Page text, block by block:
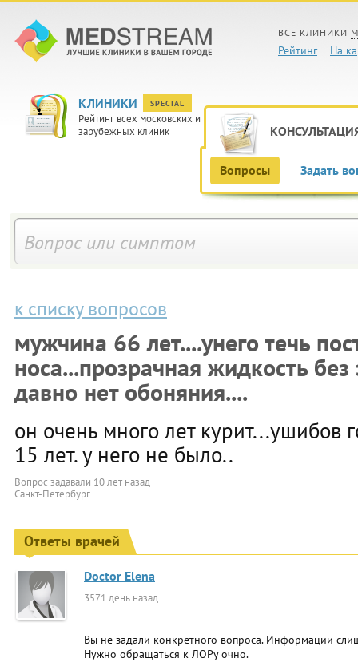
ВСЕ КЛИНИКИ
Рейтинг На
КЛИНИКИ SPECIAL
Рейтинг всех московских и
зарубежных клиник
Вопросы Задать
к списку вопросов
мужчина 66 лет....унего течь
носа...прозрачная жидкость
давно нет обоняния....
он очень много лет курит...ушибов
15 лет. у него не было..
Вопрос задавали 10 лет назад
Санкт-Петербург
Ответы врачей
Doctor Elena
3571 день назад
Вы не задали конкретного вопроса. Информации
Нужно обращаться к ЛОРу очно.